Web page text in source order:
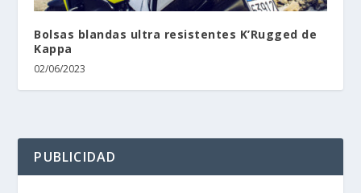
Bolsas blandas ultra resistentes K’Rugged de
Kappa
02/06/2023
PUBLICIDAD